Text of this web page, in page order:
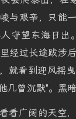
与艰辛，只能
守望东海日出
经过长途跋涉
就看到迎风摇
几曾沉默"。黑
看广阔的天空